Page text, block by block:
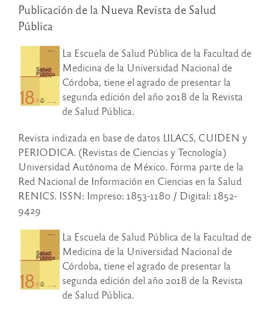
Publicación de la Nueva Revista de Salud
Pública
La Escuela de Salud Pública de la Facultad de
Medicina de la Universidad Nacional de
Córdoba, tiene el agrado de presentar la
segunda edición del año 2018 de la Revista
de Salud Pública.
Revista indizada en base de datos LILACS, CUIDEN y
PERIODICA. (Revistas de Ciencias y Tecnología)
Universidad Autónoma de México. Forma parte de la
Red Nacional de Información en Ciencias en la Salud
RENICS. ISSN: Impreso: 1853-1180 / Digital: 1852-
9429
La Escuela de Salud Pública de la Facultad de
Medicina de la Universidad Nacional de
Córdoba, tiene el agrado de presentar la
segunda edición del año 2018 de la Revista
de Salud Pública.